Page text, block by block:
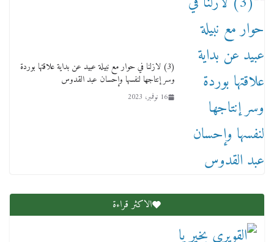
(3) لازلنا في حوار مع نبيلة عبيد عن بداية علاقتها بوردة
وسر إنتاجها لنفسها وإحسان عبد القدوس
16 نوفمبر، 2023
الاكثر قراءة